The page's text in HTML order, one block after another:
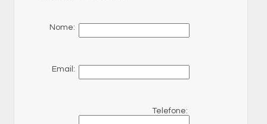
Nome:
Email:
Telefone: